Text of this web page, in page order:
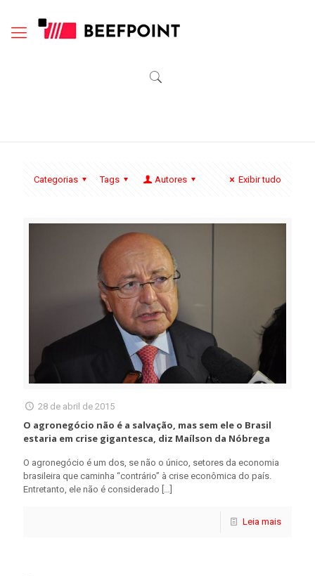
Categorias Tags Autores Exibir tudo
28 de abril de 2015
O agronegócio não é a salvação, mas sem ele o Brasil
estaria em crise gigantesca, diz Maílson da Nóbrega
O agronegócio é um dos, se não o único, setores da economia
brasileira que caminha “contrário” à crise econômica do país.
Entretanto, ele não é considerado
Leia mais